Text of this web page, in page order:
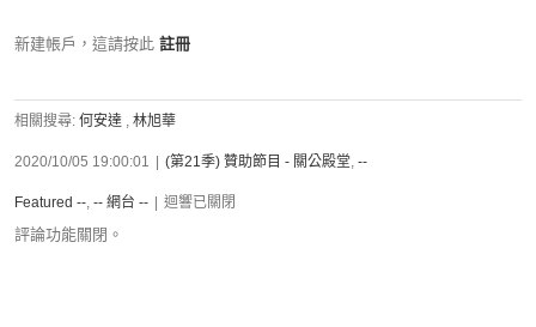
新建帳戶，這請按此 註冊
相關搜尋: 何安達 , 林旭華
2020/10/05 19:00:01 (第21季) 贊助節目 - 關公殿堂, --
Featured --, -- 網台 -- 迴響已關閉
評論功能關閉。